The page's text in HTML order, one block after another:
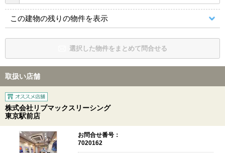
この建物の残りの物件を表示
選択した物件をまとめて問合せる
取扱い店舗
株式会社リブマックスリーシング
東京駅前店
お問合せ番号：
7020162